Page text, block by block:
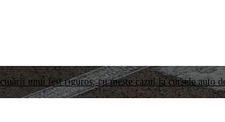
unui test riguros, cu meste cazul la cursele